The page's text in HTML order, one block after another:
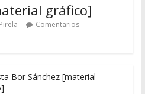
gráfico]
Comentarios
Bor Sánchez [material